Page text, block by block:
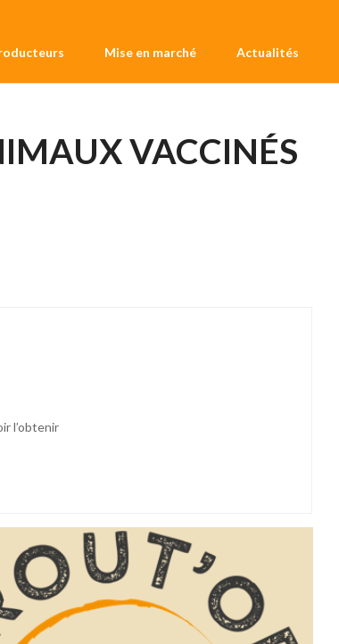
Mise en marché Actualités
VACCINÉS
l’obtenir